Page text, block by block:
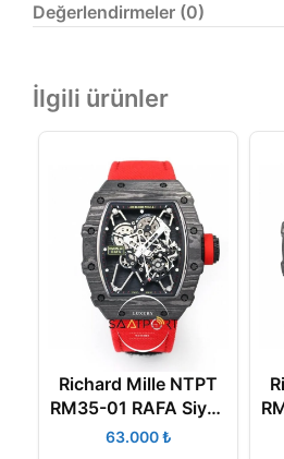
Değerlendirmeler (0)
İlgili ürünler
Richard Mille NTPT
RM35-01 RAFA Siyah
Gri Karbon Kasa
₺